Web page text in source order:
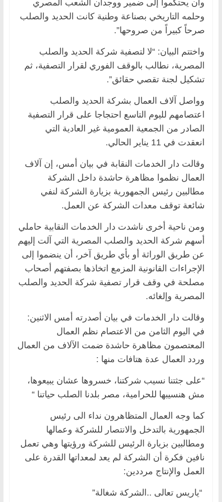
وأن يحتكموا إلى ضمير ووجدان الشعب المصري
وحلمه التاريخي بصناعة وطنية كانت الحديد والصلب
صرحاً كبيراً من صروحها”.
واختتم البيان: “لا لتصفية شركة الحديد والصلب
المصرية، نطالب بالوقف الفوري لقرار التصفية، ثم
تشكيل لجنة تقصي حقائق”.
وواصل آلاف العمال بشركة الحديد والصلب
اعتصامهم لليوم التاسع احتجاجا على قرار التصفية
الصادر من الجمعية العمومية غير العادية التي
انعقدت في 11 يناير الحالي.
وقالت دار الخدمات النقابة في بيان أمس، إن آلاف
العمال نظموا مظاهرة حاشدة داخل الشركة
مطالبين رئيس الجمهورية بزيارة الشركة لنفي
شائعة توقف معدات الشركة عن العمل.
ومن ناحية أخرى ناشدت دار الخدمات النقابية حاملي
أسهم شركة الحديد والصلب المصرية التي آلت إليهم
عن طريق الوراثة أو بأي طريق آخر، أن ينضموا إلى
الإجراءات القانونية المزمع اتخاذها بصفتهم أصحاب
مصلحة في وقف قرار تصفية شركة الحديد والصلب
المصرية وإلغائه.
وقالت دار الخدمات في بيان أصدرته أمس الاثنين:
في اليوم الثامن من الاعتصام نظم العمال
المعتصمون مظاهرة حاشدة ضمت الآلاف من العمال
وردد العمال عدة هتافات منها :
“على جثتنا نسيب شركتنا، خسروها عشان يبيعوها،
مش هنسيبها للحرامية، مصر بلدنا الصلب حياتنا “
كما وجه العمال المتظاهرون نداء الى رئيس
الجمهورية بالتدخل والانتصار للشركة وعمالها
ومطالبين بزيارة الرئيس للشركة ورؤيتها وهي تعمل
نافين فكرة أن الشركة لم يعد لمعداتها القدرة على
العمل والإنتاج مرددين:
“ياريس تعالى ..الشركة شغالة”